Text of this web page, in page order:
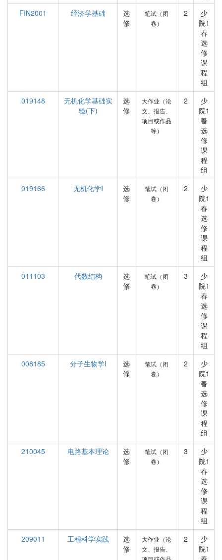
FIN2001
经济学基础
选
修
笔试（闭
卷）
2
少
院1
春
选
修
课
程
组
019148
无机化学基础实
验(下)
选
修
大作业（论
文、报告、
项目或作品
等）
2
少
院1
春
选
修
课
程
组
019166
无机化学I
选
修
笔试（闭
卷）
2
少
院1
春
选
修
课
程
组
011103
代数结构
选
修
笔试（闭
卷）
3
少
院1
春
选
修
课
程
组
008185
分子生物学I
选
修
笔试（闭
卷）
2
少
院1
春
选
修
课
程
组
210045
电路基本理论
选
修
笔试（闭
卷）
3
少
院1
春
选
修
课
程
组
209011
工程科学实践
选
修
大作业（论
文、报告、
2
少
院1